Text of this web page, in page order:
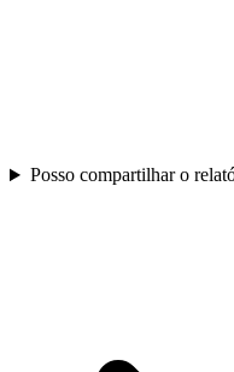
Posso compartilhar o